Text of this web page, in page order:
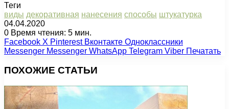
Теги
виды декоративная нанесения способы штукатурка
04.04.2020
0 Время чтения: 5 мин.
Facebook X Pinterest Вконтакте Одноклассники
Messenger Messenger WhatsApp Telegram Viber Печатать
ПОХОЖИЕ СТАТЬИ